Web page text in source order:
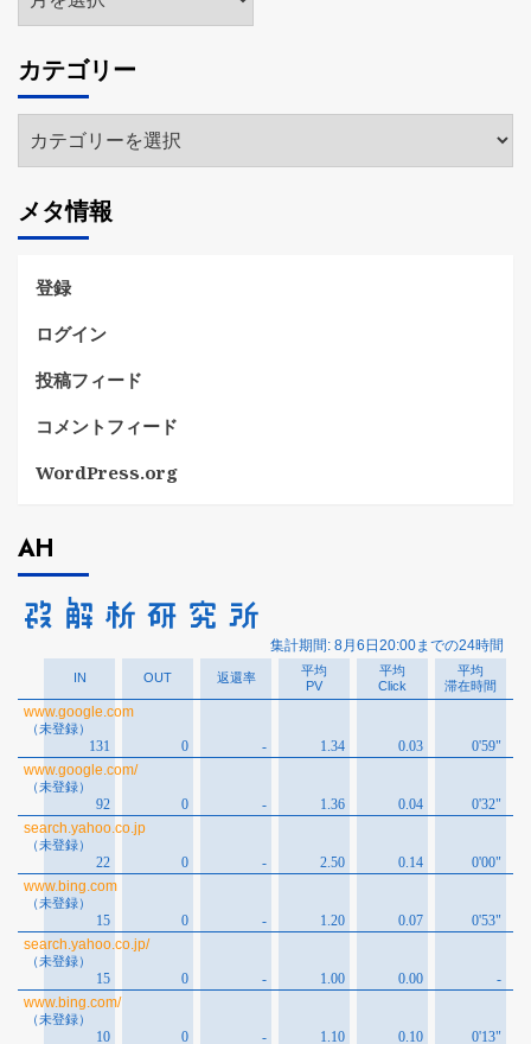
ー
イ
ブ
カテゴリー
テ
リ
ー
メタ情報
登録
ログイン
投稿フィード
コメントフィード
WordPress.org
AH